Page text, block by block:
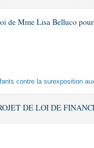
de Mme Lisa Belluco
contre la surexposition
DE LOI DE